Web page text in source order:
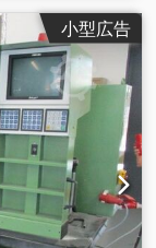
小型広告